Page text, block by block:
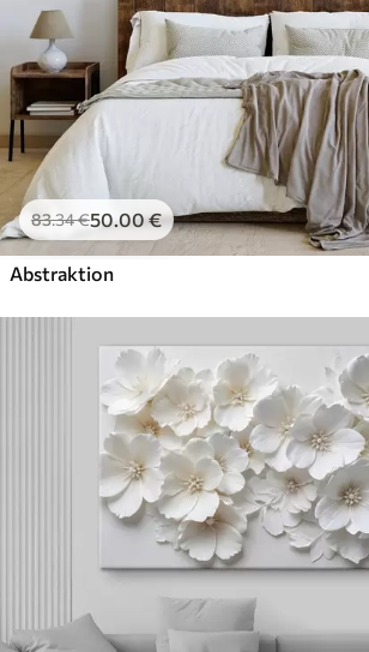
83.34€50.00€
Abstraktion